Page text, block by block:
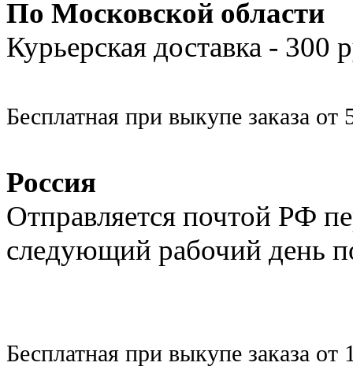
По Московской области
Курьерская доставка -
Бесплатная при выкупе заказа от
Россия
Отправляется почтой РФ
следующий рабочий день
Бесплатная при выкупе заказа от